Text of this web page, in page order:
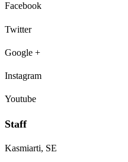
Facebook
Twitter
Google +
Instagram
Youtube
Staff
Kasmiarti, SE